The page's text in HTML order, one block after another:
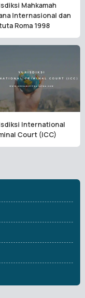
Mahkamah
Internasional dan
Roma 1998
International
Court (ICC)